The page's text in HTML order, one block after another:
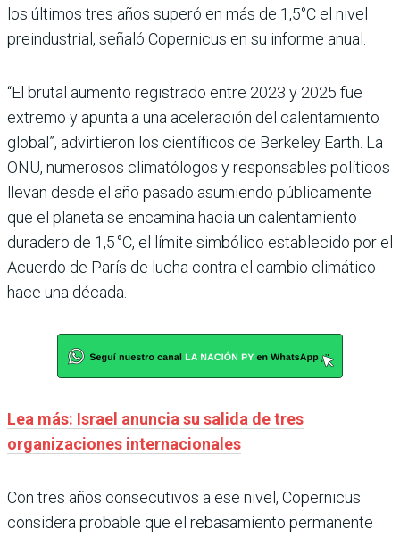
los últimos tres años superó en más de 1,5°C el nivel
preindustrial, señaló Copernicus en su informe anual.
“El brutal aumento registrado entre 2023 y 2025 fue
extremo y apunta a una aceleración del calentamiento
global”, advirtieron los científicos de Berkeley Earth. La
ONU, numerosos climatólogos y responsables políticos
llevan desde el año pasado asumiendo públicamente
que el planeta se encamina hacia un calentamiento
duradero de 1,5 °C, el límite simbólico establecido por el
Acuerdo de París de lucha contra el cambio climático
hace una década.
Lea más: Israel anuncia su salida de tres
organizaciones internacionales
Con tres años consecutivos a ese nivel, Copernicus
considera probable que el rebasamiento permanente